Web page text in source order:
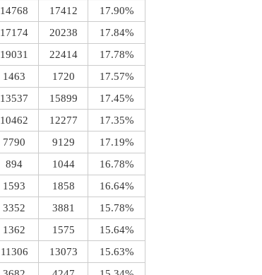
14768 17412
17.90%
17174 20238
17.84%
19031 22414
17.78%
1463 1720
17.57%
13537 15899
17.45%
10462 12277
17.35%
7790 9129
17.19%
894 1044
16.78%
1593 1858
16.64%
3352 3881
15.78%
1362 1575
15.64%
11306 13073
15.63%